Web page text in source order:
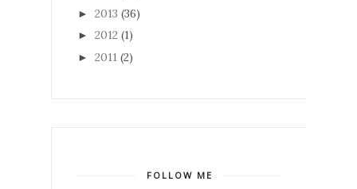
► 2013 (36)
► 2012 (1)
► 2011 (2)
FOLLOW ME